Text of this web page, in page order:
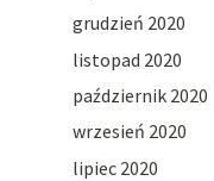
grudzień 2020
listopad 2020
październik 2020
wrzesień 2020
lipiec 2020